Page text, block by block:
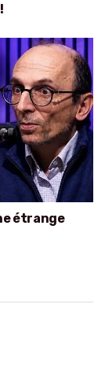
étrange